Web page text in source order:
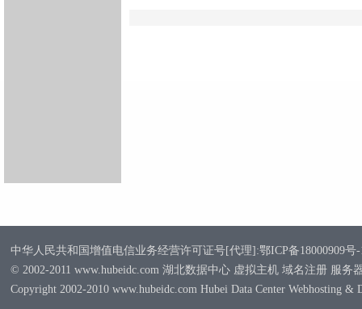
中华人民共和国增值电信业务经营许可证号[代理]:鄂ICP备18000909号-
© 2002-2011 www.hubeidc.com 湖北数据中心 虚拟主机 域名注册 服务
Copyright 2002-2010 www.hubeidc.com Hubei Data Center Webhosting &